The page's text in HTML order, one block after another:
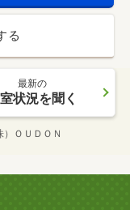
る
最新の
状況を聞く
ＯＵＤＯＮ